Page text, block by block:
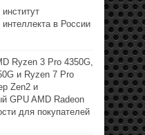
интеллекта в России
Ryzen 3 Pro 4350G,
и Ryzen 7 Pro
Zen2 и
GPU AMD Radeon
для покупателей